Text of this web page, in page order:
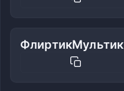
ФлиртикМультик